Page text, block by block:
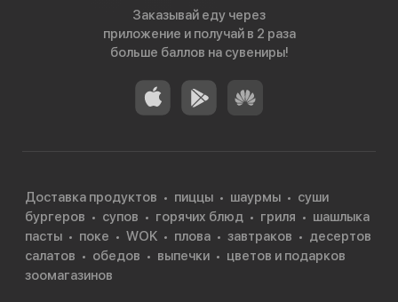
Заказывай еду через
приложение и получай в 2 раза
больше баллов на сувениры!
Доставка продуктов пиццы шаурмы
суши
бургеров
супов горячих блюд гриля
шашлыка
пасты
поке WOK плова завтраков
десертов
салатов
обедов выпечки
цветов и подарков
зоомагазинов